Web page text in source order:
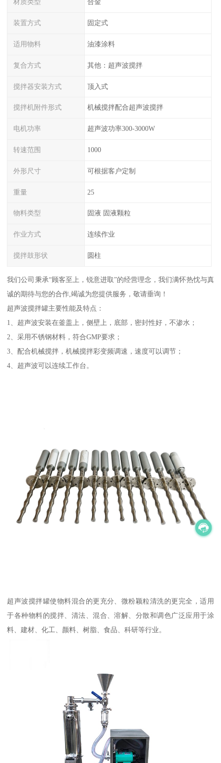
材质类型 合金
装置方式 固定式
适用物料 油漆涂料
复合方式 其他：超声波搅拌
搅拌器安装方式 顶入式
搅拌机附件形式 机械搅拌配合超声波搅拌
电机功率 超声波功率300-3000W
转速范围 1000
外形尺寸 可根据客户定制
重量 25
物料类型 固液 固液颗粒
作业方式 连续作业
搅拌鼓形状 圆柱
我们公司秉承“顾客至上，锐意进取”的经营理念，我们满怀热忱与真
诚的期待与您的合作,竭诚为您提供服务，敬请垂询！
超声波搅拌罐主要性能及特点：
1、超声波安装在釜盖上，侧壁上，底部，密封性好，不渗水；
2、采用不锈钢材料，符合GMP要求；
3、配合机械搅拌，机械搅拌彩变频调速，速度可以调节；
4、超声波可以连续工作台。
超声波搅拌罐使物料混合的更充分、微粉颖粒清洗的更完全，适用
于各种物料的搅拌、清法、混合、溶解、分散和调色广泛应用于涂
料、建材、化工、颜料、树脂、食品、科研等行业。